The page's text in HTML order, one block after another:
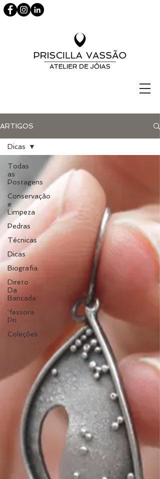
ARTIGOS
Todas
as
Postagens
Conservação
e
Limpeza
Pedras
Técnicas
Dicas
Biografia
Direto
Da
Bancada
'fessora
Pri
Coleções
Dicas